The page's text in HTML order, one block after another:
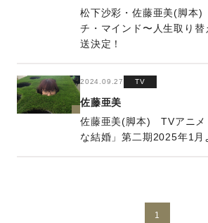
松下沙彩・佐藤亜美(脚本
チ・マインド〜人生取り替
送決定！
2024.09.27 TV
佐藤亜美
佐藤亜美(脚本) TVアニメ
な結婚」第二期2025年1月
1